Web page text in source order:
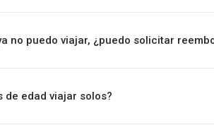
no puedo viajar, ¿puedo solicitar
de edad viajar solos?